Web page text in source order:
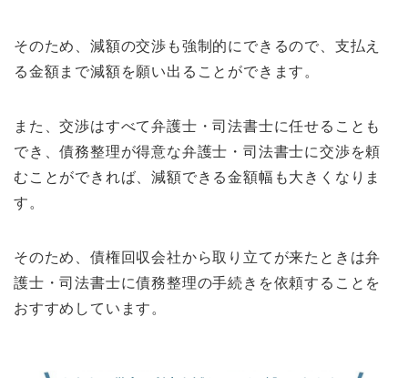
そのため、減額の交渉も強制的にできるので、支払え
る金額まで減額を願い出ることができます。
また、交渉はすべて弁護士・司法書士に任せることも
でき、債務整理が得意な弁護士・司法書士に交渉を頼
むことができれば、減額できる金額幅も大きくなりま
す。
そのため、債権回収会社から取り立てが来たときは弁
護士・司法書士に債務整理の手続きを依頼することを
おすすめしています。